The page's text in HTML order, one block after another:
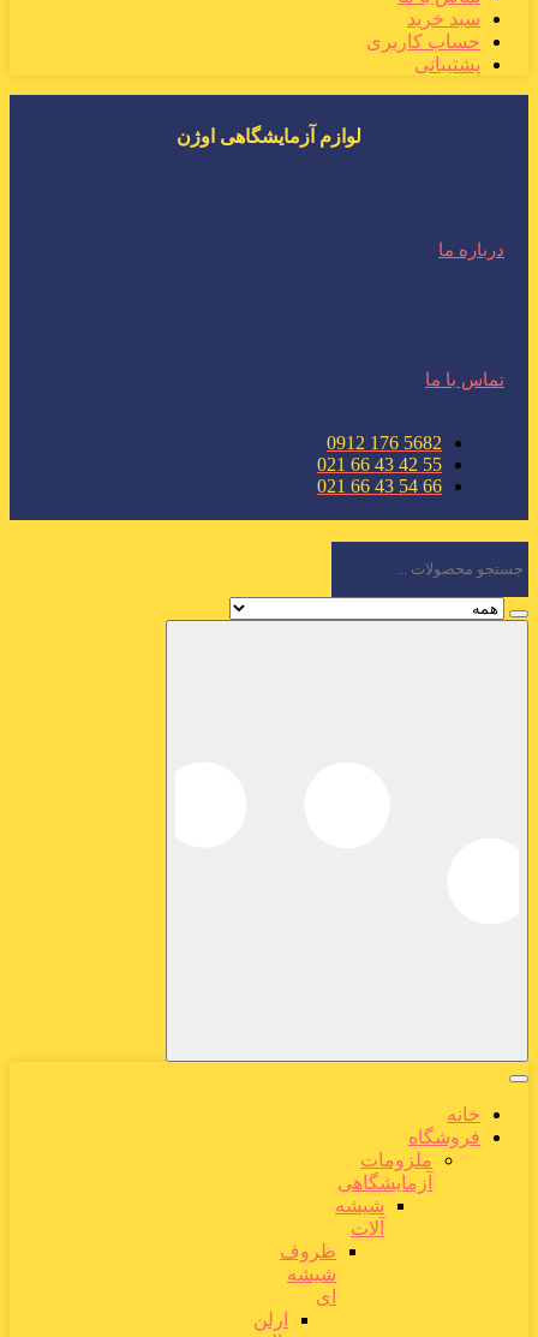
سبد خرید
حساب کاربری
پشتیبانی
لوازم آزمایشگاهی اوژن
درباره ما
تماس با ما
5682 176 0912
55 42 43 66 021
66 54 43 66 021
خانه
فروشگاه
ملزومات
آزمایشگاهی
شیشه
آلات
ظروف
شیشه
ای
ارلن